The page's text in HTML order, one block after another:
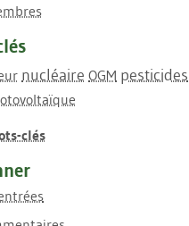
nucléaire OGM pesticides
clés